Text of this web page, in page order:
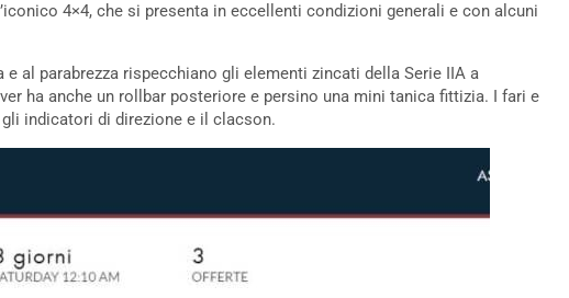
4×4, che si presenta in eccellenti condizioni generali e con alcuni
al parabrezza rispecchiano gli elementi zincati della Serie IIA a
ha anche un rollbar posteriore e persino una mini tanica fittizia. I fari e
indicatori di direzione e il clacson.